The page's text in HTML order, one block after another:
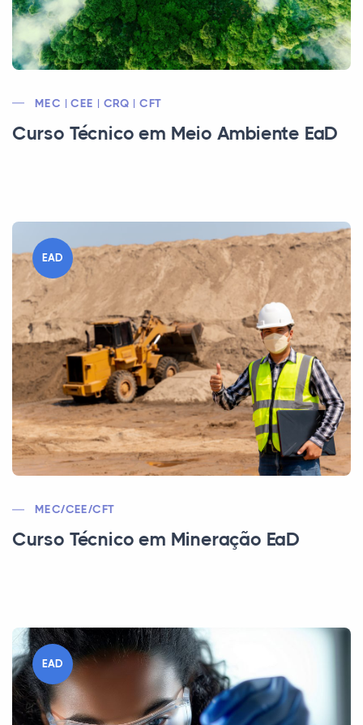
MEC | CEE | CRQ | CFT
Curso Técnico em Meio Ambiente EaD
EAD
MEC/CEE/CFT
Curso Técnico em Mineração EaD
EAD